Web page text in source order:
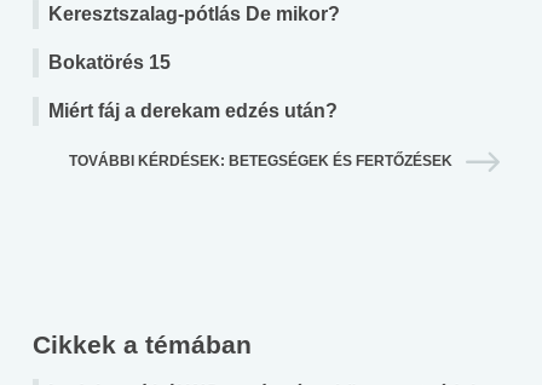
Keresztszalag-pótlás De mikor?
Bokatörés 15
Miért fáj a derekam edzés után?
TOVÁBBI KÉRDÉSEK: BETEGSÉGEK ÉS FERTŐZÉSEK
Cikkek a témában